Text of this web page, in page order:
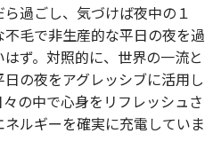
過ごし、気づけば夜中の１
毛で非生産的な平日の夜を過
ず。対照的に、世界の一流と
の夜をアグレッシブに活用し
の中で心身をリフレッシュさ
ルギーを確実に充電していま